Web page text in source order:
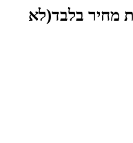
מחיר בלבד(לא